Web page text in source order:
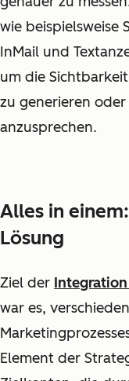
wie beispielsweise
InMail und
um die
zu generieren
anzusprechen.
Alles in
Lösung
Ziel der
war es,
Element der